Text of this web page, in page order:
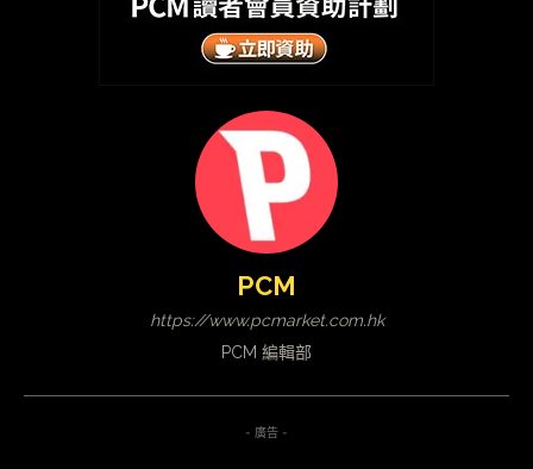
PCM
https://www.pcmarket.com.hk
PCM 編輯部
- 廣告 -